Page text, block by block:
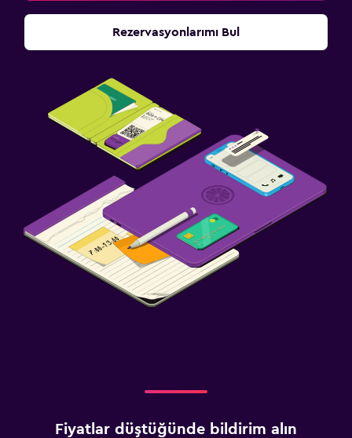
Rezervasyonlarımı Bul
Fiyatlar düştüğünde bildirim alın